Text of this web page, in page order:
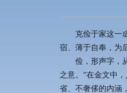
克俭于家这一
宿、薄于自奉，为
俭，形声字，
之意。”在金文中
省、不奢侈的内涵